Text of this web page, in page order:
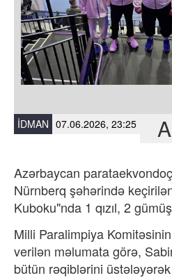
İDMAN 07.06.2026, 23:25
Azərbaycan
Nürnberq şəhərində
Kuboku"nda 1 qızıl, 2
Milli Paralimpiya
verilən məlumata görə,
bütün rəqiblərini